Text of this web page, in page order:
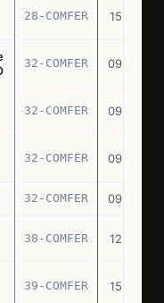
28-COMFER 15.07.76
32-COMFER 09.09.76
32-COMFER 09.09.76
32-COMFER 09.09.76
32-COMFER 09.09.76
38-COMFER 12.10.76
39-COMFER 15.10.76